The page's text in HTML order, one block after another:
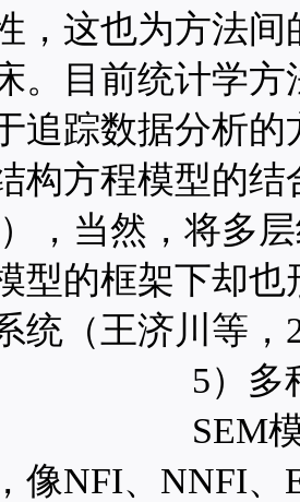
，这也为方法
。目前统计学
追踪数据分析
构方程模型的结
，当然，将多
型的框架下却
统（王济川等，
5）多
SEM
像NFI、NNFI、